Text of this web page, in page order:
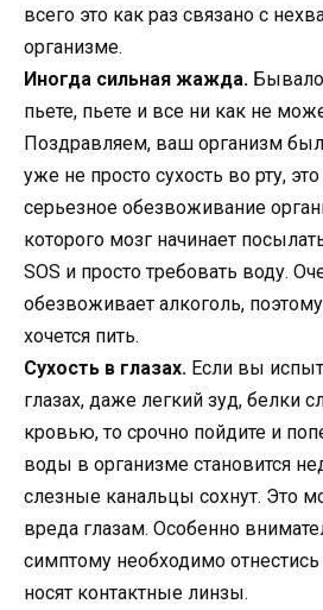
всего это как раз связано с
организме.
Иногда сильная жажда. Бывало
пьете, пьете и все ни как не
Поздравляем, ваш организм
уже не просто сухость во рту,
серьезное обезвоживание
которого мозг начинает
SOS и просто требовать воду.
обезвоживает алкоголь,
хочется пить.
Сухость в глазах. Если вы
глазах, даже легкий зуд, белки
кровью, то срочно пойдите и
воды в организме становится
слезные канальцы сохнут. Это
вреда глазам. Особенно
симптому необходимо
носят контактные линзы.